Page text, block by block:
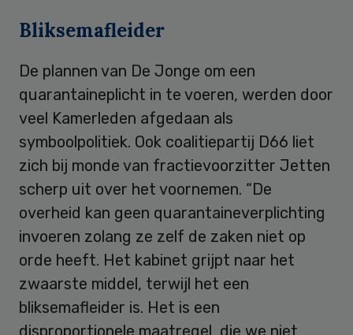
Bliksemafleider
De plannen van De Jonge om een
quarantaineplicht in te voeren, werden door
veel Kamerleden afgedaan als
symboolpolitiek. Ook coalitiepartij D66 liet
zich bij monde van fractievoorzitter Jetten
scherp uit over het voornemen. “De
overheid kan geen quarantaineverplichting
invoeren zolang ze zelf de zaken niet op
orde heeft. Het kabinet grijpt naar het
zwaarste middel, terwijl het een
bliksemafleider is. Het is een
disproportionele maatregel, die we niet